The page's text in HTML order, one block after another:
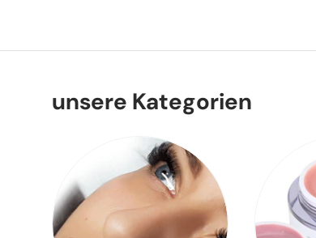
unsere Kategorien